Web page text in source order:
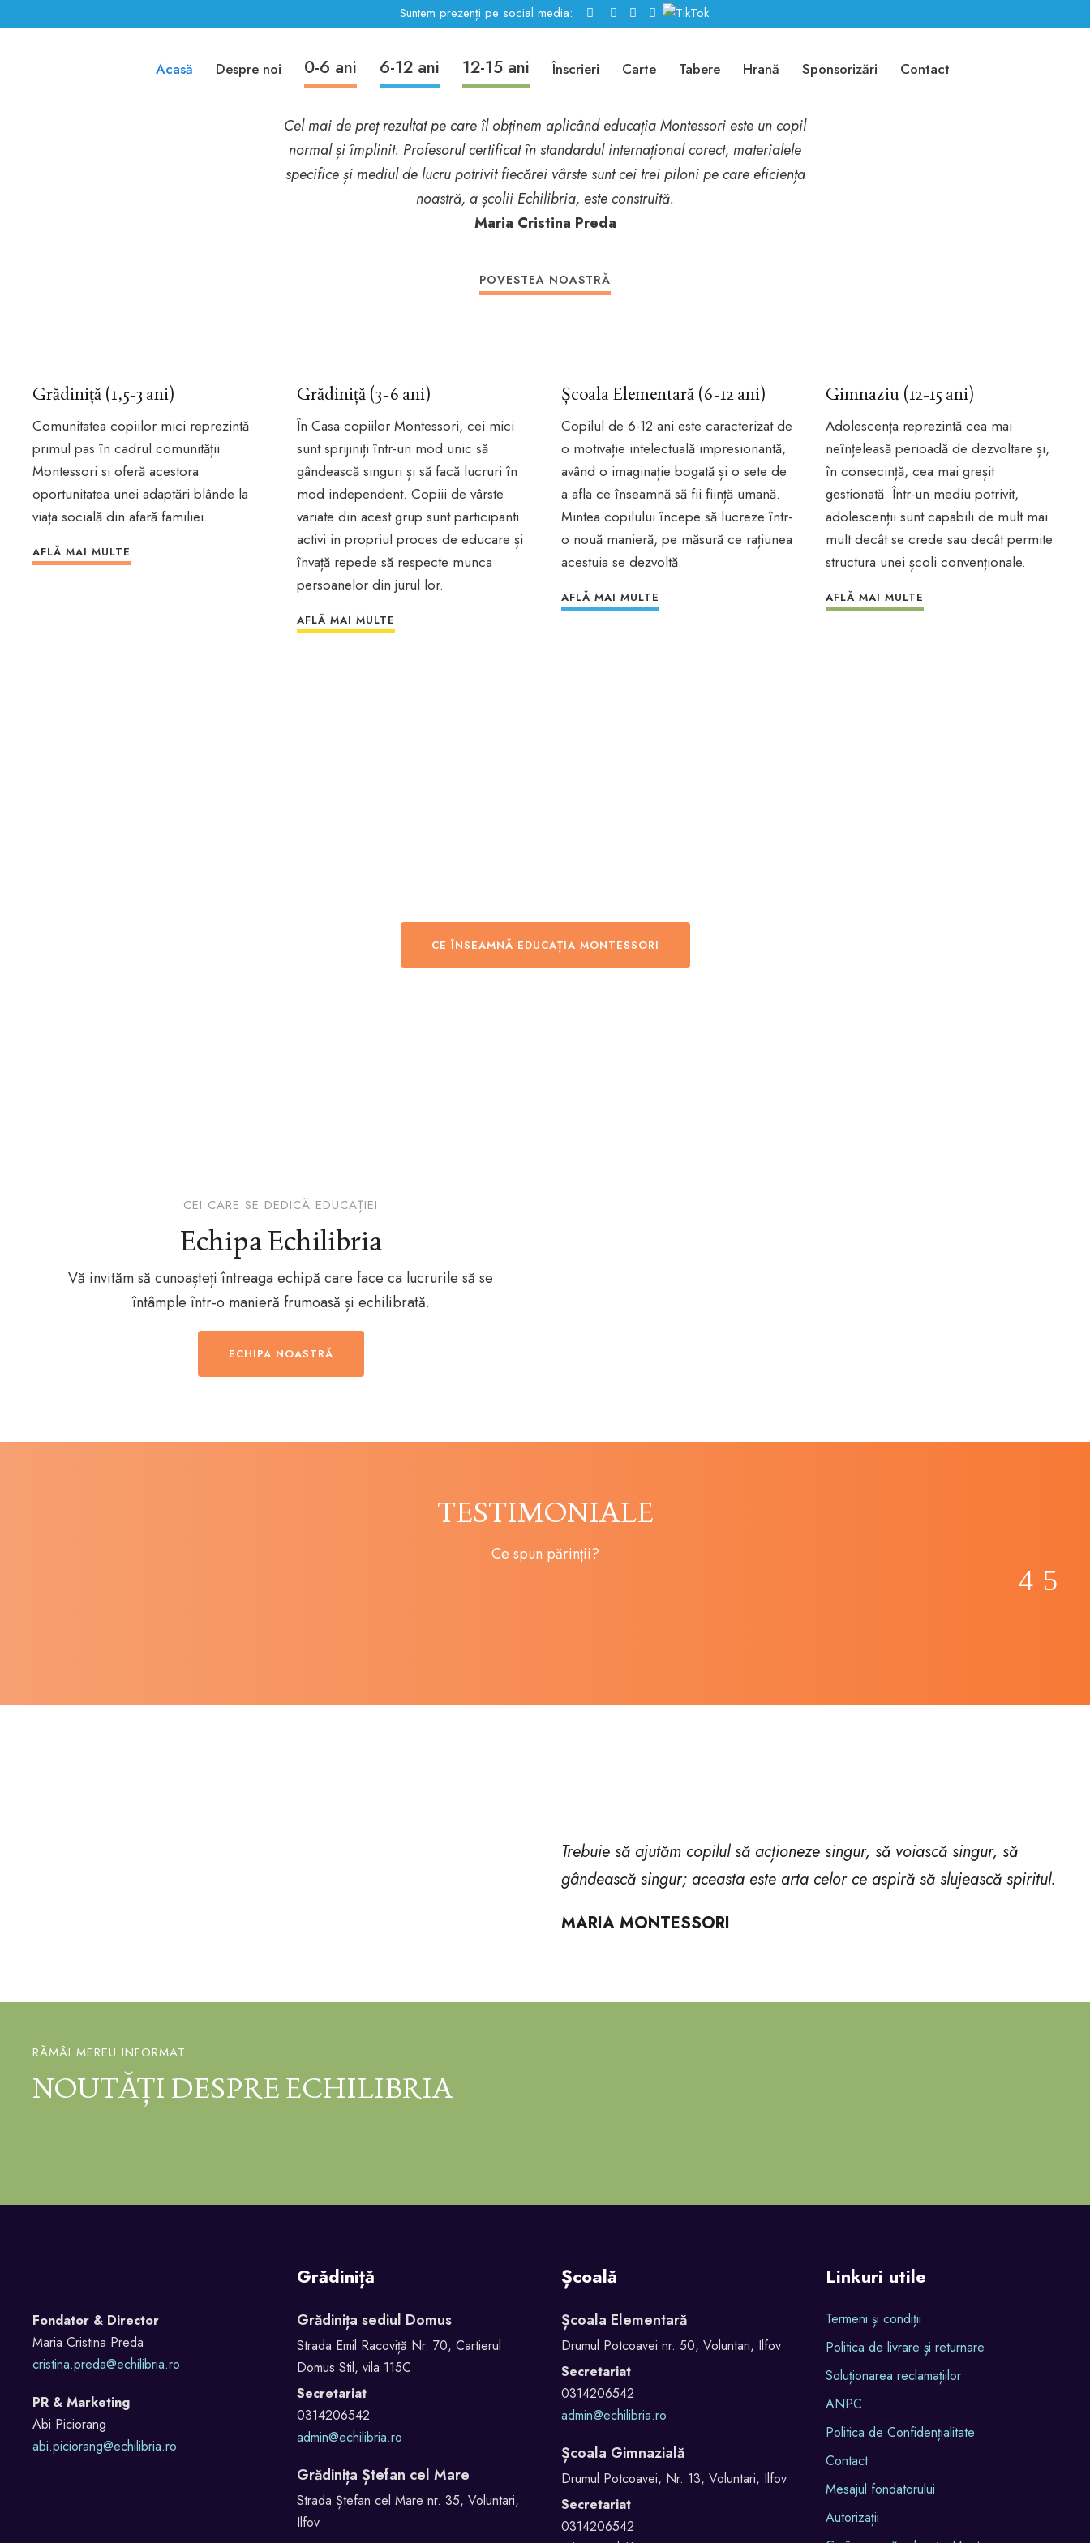
Suntem prezenți pe social media:
Acasă Despre noi 0-6 ani 6-12 ani 12-15 ani Înscrieri Carte Tabere Hrană Sponsorizări Contact
ECHILIBRIA - EDUCAȚIE MONTESSORI
Cel mai de preț rezultat pe care îl obținem aplicând educația Montessori este un copil
normal și împlinit. Profesorul certificat în standardul internațional corect, materialele
specifice și mediul de lucru potrivit fiecărei vârste sunt cei trei piloni pe care eficiența
noastră, a școlii Echilibria, este construită.
Maria Cristina Preda
POVESTEA NOASTRĂ
Grădiniță (1,5-3 ani)
Comunitatea copiilor mici reprezintă
primul pas în cadrul comunității
Montessori si oferă acestora
oportunitatea unei adaptări blânde la
viața socială din afară familiei.
AFLĂ MAI MULTE
Grădiniță (3-6 ani)
În Casa copiilor Montessori, cei mici
sunt sprijiniți într-un mod unic să
gândească singuri și să facă lucruri în
mod independent. Copiii de vârste
variate din acest grup sunt participanti
activi in propriul proces de educare și
învață repede să respecte munca
persoanelor din jurul lor.
AFLĂ MAI MULTE
Școala Elementară (6-12 ani)
Copilul de 6-12 ani este caracterizat de
o motivație intelectuală impresionantă,
având o imaginație bogată și o sete de
a afla ce înseamnă să fii ființă umană.
Mintea copilului începe să lucreze într-
o nouă manieră, pe măsură ce rațiunea
acestuia se dezvoltă.
AFLĂ MAI MULTE
Gimnaziu (12-15 ani)
Adolescența reprezintă cea mai
neînțeleasă perioadă de dezvoltare și,
în consecință, cea mai greșit
gestionată. Într-un mediu potrivit,
adolescenții sunt capabili de mult mai
mult decât se crede sau decât permite
structura unei școli convenționale.
AFLĂ MAI MULTE
CE ÎNSEAMNĂ EDUCAȚIA MONTESSORI
CEI CARE SE DEDICĂ EDUCAȚIEI
Echipa Echilibria
Vă invităm să cunoașteți întreaga echipă care face ca lucrurile să se
întâmple într-o manieră frumoasă și echilibrată.
ECHIPA NOASTRĂ
TESTIMONIALE
Ce spun părinții?
Trebuie să ajutăm copilul să acționeze singur, să voiască singur, să
gândească singur; aceasta este arta celor ce aspiră să slujească spiritul.
MARIA MONTESSORI
RĂMÂI MEREU INFORMAT
NOUTĂȚI DESPRE ECHILIBRIA
Fondator & Director
Maria Cristina Preda
cristina.preda@echilibria.ro
PR & Marketing
Abi Piciorang
abi.piciorang@echilibria.ro
Grădiniță
Grădinița sediul Domus
Strada Emil Racoviță Nr. 70, Cartierul
Domus Stil, vila 115C
Secretariat
0314206542
admin@echilibria.ro
Grădinița Ștefan cel Mare
Strada Ștefan cel Mare nr. 35, Voluntari,
Ilfov
Școală
Școala Elementară
Drumul Potcoavei nr. 50, Voluntari, Ilfov
Secretariat
0314206542
admin@echilibria.ro
Școala Gimnazială
Drumul Potcoavei, Nr. 13, Voluntari, Ilfov
Secretariat
0314206542
Linkuri utile
Termeni și condiții
Politica de livrare și returnare
Soluționarea reclamațiilor
ANPC
Politica de Confidențialitate
Contact
Mesajul fondatorului
Autorizații